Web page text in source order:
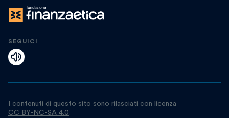
SEGUICI
I contenuti di questo sito sono rilasciati con licenza
CC BY-NC-SA 4.0.